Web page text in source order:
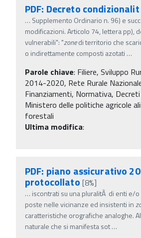
PDF: Decreto
… Supplemento Ordinario n. 96) e
modificazioni. Articolo 74, lettera pp),
vulnerabili": "zonedi territorio che
o indirettamente composti azotati …
Parole chiave: Filiere, Sviluppo
2014-2020, Rete Rurale
Finanziamenti, Normativa,
Ministero delle politiche agricole
forestali
Ultima modifica:
PDF: piano assicurativo
protocollato [8%]
… iscontrati su una pluralitÃ di enti e/
poste nelle vicinanze ed insistenti in
caratteristiche orografiche analoghe.
naturale che si manifesta sot…